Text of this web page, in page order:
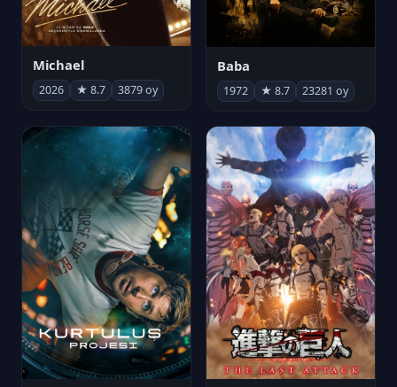
Michael
2026 ★ 8.7 3879 oy
Baba
1972 ★ 8.7 23281 oy